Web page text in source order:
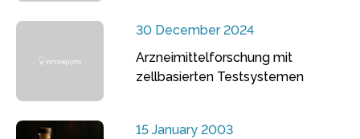
30 December 2024
Arzneimittelforschung mit
zellbasierten Testsystemen
15 January 2003